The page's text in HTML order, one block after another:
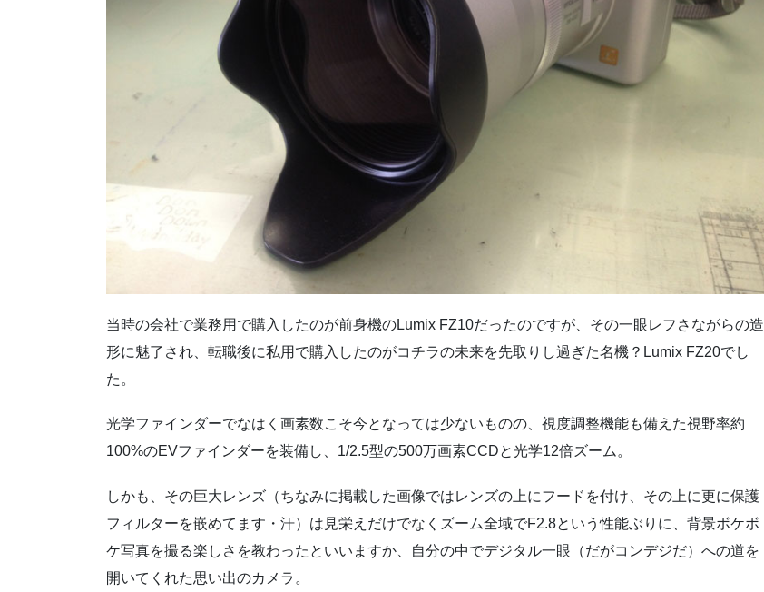
当時の会社で業務用で購入したのが前身機のLumix FZ10だったのですが、その一眼レフさながらの造
形に魅了され、転職後に私用で購入したのがコチラの未来を先取りし過ぎた名機？Lumix FZ20でし
た。
光学ファインダーでなはく画素数こそ今となっては少ないものの、視度調整機能も備えた視野率約
100%のEVファインダーを装備し、1/2.5型の500万画素CCDと光学12倍ズーム。
しかも、その巨大レンズ（ちなみに掲載した画像ではレンズの上にフードを付け、その上に更に保護
フィルターを嵌めてます・汗）は見栄えだけでなくズーム全域でF2.8という性能ぶりに、背景ボケボ
ケ写真を撮る楽しさを教わったといいますか、自分の中でデジタル一眼（だがコンデジだ）への道を
開いてくれた思い出のカメラ。